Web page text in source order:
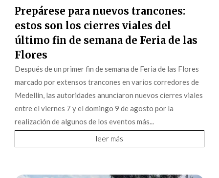
Prepárese para nuevos trancones:
estos son los cierres viales del
último fin de semana de Feria de las
Flores
Después de un primer fin de semana de Feria de las Flores
marcado por extensos trancones en varios corredores de
Medellín, las autoridades anunciaron nuevos cierres viales
entre el viernes 7 y el domingo 9 de agosto por la
realización de algunos de los eventos más...
leer más